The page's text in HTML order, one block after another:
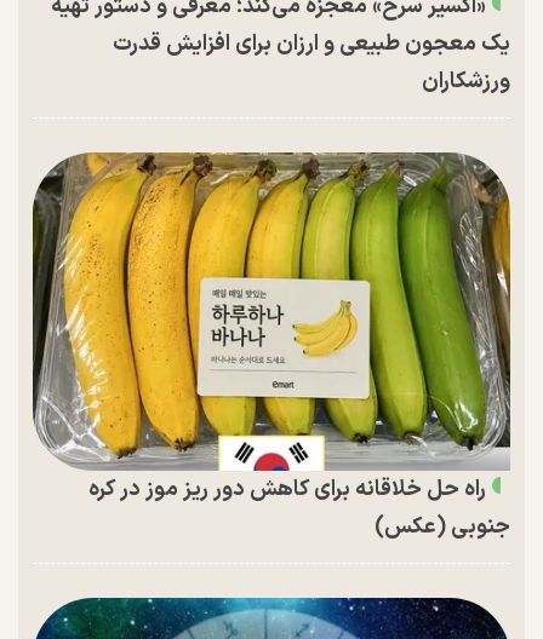
«اکسیر سرخ» معجزه می‌کند؛ معرفی و دستور تهیه
یک معجون طبیعی و ارزان برای افزایش قدرت
ورزشکاران
راه حل خلاقانه برای کاهش دور ریز موز در کره
جنوبی (عکس)